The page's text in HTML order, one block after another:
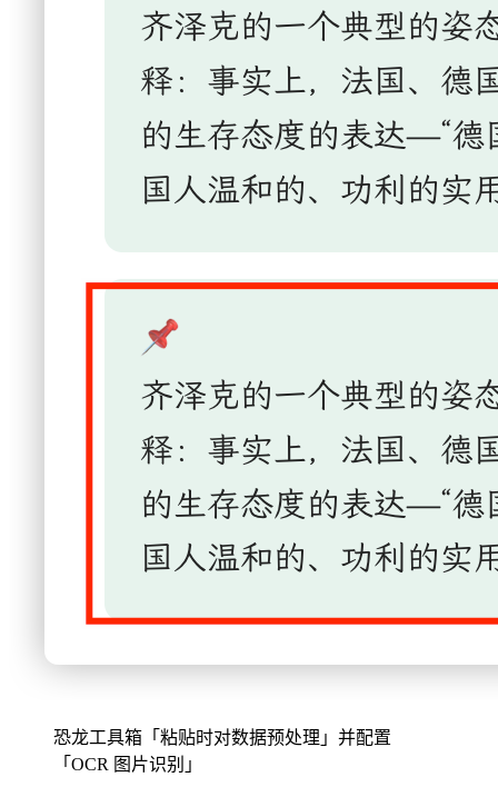
恐龙工具箱「粘贴时对数据预处理」并配置
「OCR 图片识别」